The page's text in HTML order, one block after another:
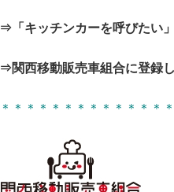
⇒「キッチンカーを呼びたい
⇒関西移動販売車組合に登録
＊＊＊＊＊＊＊＊＊＊＊＊＊